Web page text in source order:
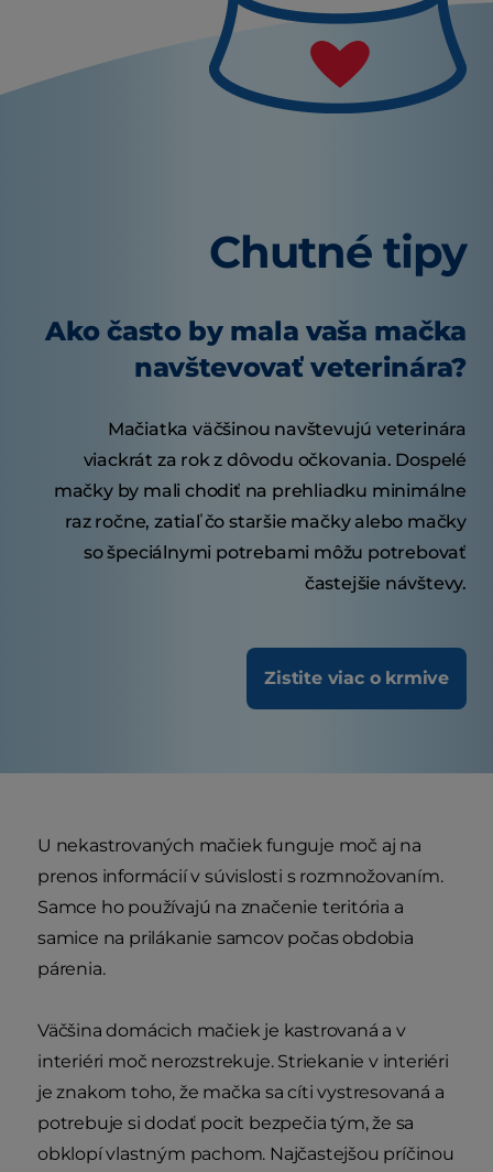
Chutné tipy
Ako často by mala vaša mačka
navštevovať veterinára?
Mačiatka väčšinou navštevujú veterinára
viackrát za rok z dôvodu očkovania. Dospelé
mačky by mali chodiť na prehliadku minimálne
raz ročne, zatiaľ čo staršie mačky alebo mačky
so špeciálnymi potrebami môžu potrebovať
častejšie návštevy.
Zistite viac o krmive
U nekastrovaných mačiek funguje moč aj na
prenos informácií v súvislosti s rozmnožovaním.
Samce ho používajú na značenie teritória a
samice na prilákanie samcov počas obdobia
párenia.
Väčšina domácich mačiek je kastrovaná a v
interiéri moč nerozstrekuje. Striekanie v interiéri
je znakom toho, že mačka sa cíti vystresovaná a
potrebuje si dodať pocit bezpečia tým, že sa
obklopí vlastným pachom. Najčastejšou príčinou